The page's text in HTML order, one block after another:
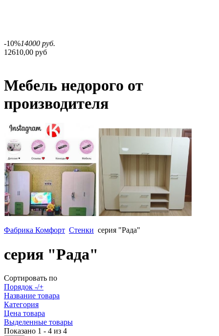
-10%14000 руб.
12610,00 руб
Мебель недорого от
производителя
Фабрика Комфорт Стенки серия "Рада"
серия "Рада"
Сортировать по
Порядок -/+
Название товара
Категория
Цена товара
Выделенные товары
Показано 1 - 4 из 4